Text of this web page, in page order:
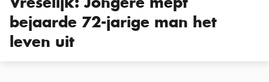
bejaarde 72-jarige man het
leven uit